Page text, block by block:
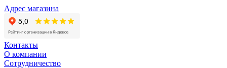
Адрес магазина
Контакты
О компании
Сотрудничество